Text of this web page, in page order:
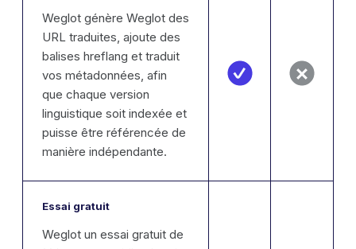
Weglot génère Weglot des
URL traduites, ajoute des
balises hreflang et traduit
vos métadonnées, afin
que chaque version
linguistique soit indexée et
puisse être référencée de
manière indépendante.
Essai gratuit
Weglot un essai gratuit de